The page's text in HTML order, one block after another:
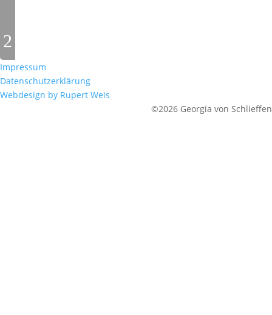
Impressum
Datenschutzerklärung
Webdesign by Rupert Weis
©2026 Georgia von Schlieffen